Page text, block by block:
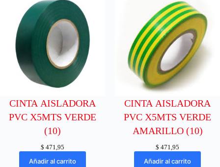
CINTA AISLADORA
PVC X5MTS VERDE
(10)
$ 471,95
Añadir al carrito
CINTA AISLADORA
PVC X5MTS VERDE
AMARILLO (10)
$ 471,95
Añadir al carrito